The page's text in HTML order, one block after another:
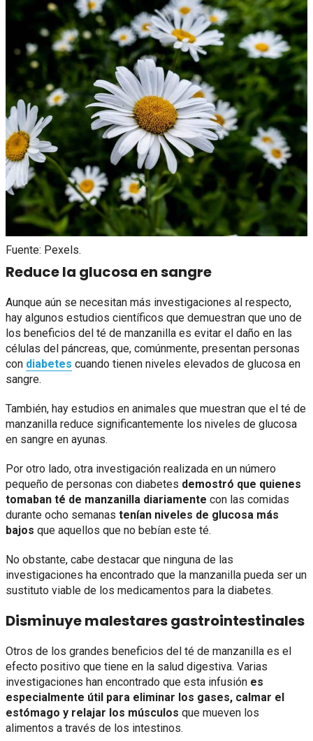
Fuente: Pexels.
Reduce la glucosa en sangre
Aunque aún se necesitan más investigaciones al respecto,
hay algunos estudios científicos que demuestran que uno de
los beneficios del té de manzanilla es evitar el daño en las
células del páncreas, que, comúnmente, presentan personas
con diabetes cuando tienen niveles elevados de glucosa en
sangre.
También, hay estudios en animales que muestran que el té de
manzanilla reduce significantemente los niveles de glucosa
en sangre en ayunas.
Por otro lado, otra investigación realizada en un número
pequeño de personas con diabetes demostró que quienes
tomaban té de manzanilla diariamente con las comidas
durante ocho semanas tenían niveles de glucosa más
bajos que aquellos que no bebían este té.
No obstante, cabe destacar que ninguna de las
investigaciones ha encontrado que la manzanilla pueda ser un
sustituto viable de los medicamentos para la diabetes.
Disminuye malestares gastrointestinales
Otros de los grandes beneficios del té de manzanilla es el
efecto positivo que tiene en la salud digestiva. Varias
investigaciones han encontrado que esta infusión es
especialmente útil para eliminar los gases, calmar el
estómago y relajar los músculos que mueven los
alimentos a través de los intestinos.